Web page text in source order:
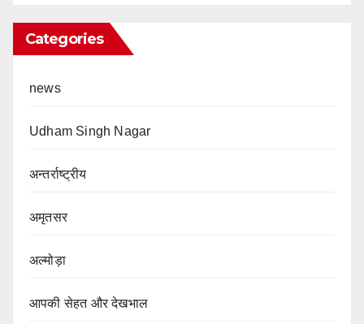
Categories
news
Udham Singh Nagar
अन्तर्राष्ट्रीय
अमृतसर
अल्मोड़ा
आपकी सेहत और देखभाल